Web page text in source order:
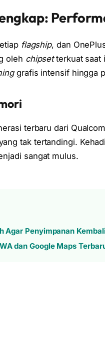
flagship, dan
oleh chipsetterkuat saat
grafis intensif hingga
terbaru dari
tak tertandingi.
sangat mulus.
Agar Penyimpanan
dan Google Maps